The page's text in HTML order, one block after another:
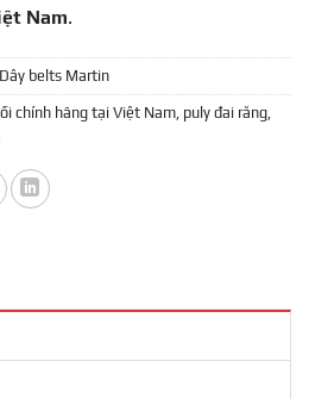
Nam.
belts Martin
chính hãng tại Việt Nam puly đai răng